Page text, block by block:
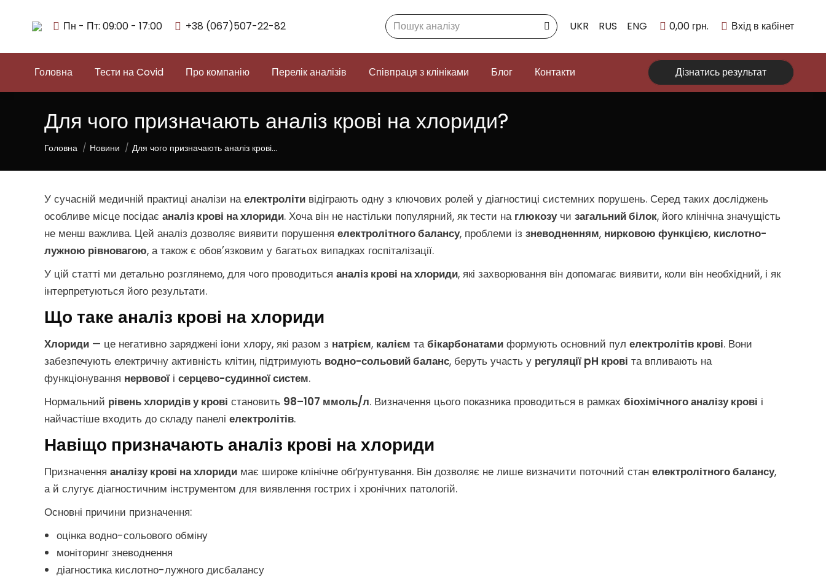
Пн - Пт: 09:00 - 17:00 +38 (067)507-22-82 Search: UKR RUS ENG 0,00 грн. Вхід в кабінет
Головна Тести на Covid Про компанію Перелік аналізів Співпраця з клініками Блог Контакти Дізнатись результат
Для чого призначають аналіз крові на хлориди?
You are here:
Головна Новини Для чого призначають аналіз крові…
У сучасній медичній практиці аналізи наелектроліти відіграють одну з ключових ролей у діагностиці системних порушень. Серед таких досліджень
особливе місце посідає аналіз крові на хлориди. Хоча він не настільки популярний, як тести на глюкозучи загальний білок, його клінічна значущість
не менш важлива. Цей аналіз дозволяє виявити порушення електролітного балансу, проблеми із зневодненням, нирковою функцією, кислотно-
лужною рівновагою, а також є обов’язковим у багатьох випадках госпіталізації.
У цій статті ми детально розглянемо, для чого проводиться аналіз крові на хлориди, які захворювання він допомагає виявити, коли він необхідний, і як
інтерпретуються його результати.
Що таке аналіз крові на хлориди
Хлориди — це негативно заряджені іони хлору, які разом з натрієм, калієм табікарбонатами формують основний пул електролітів крові. Вони
забезпечують електричну активність клітин, підтримують водно-сольовий баланс, беруть участь у регуляції pH крові та впливають на
функціонування нервової і серцево-судинної систем.
Нормальний рівень хлоридів у крові становить 98–107 ммоль/л. Визначення цього показника проводиться в рамках біохімічного аналізу крові і
найчастіше входить до складу панелі електролітів.
Навіщо призначають аналіз крові на хлориди
Призначення аналізу крові на хлориди має широке клінічне обґрунтування. Він дозволяє не лише визначити поточний стан електролітного балансу,
а й слугує діагностичним інструментом для виявлення гострих і хронічних патологій.
Основні причини призначення:
оцінка водно-сольового обміну
моніторинг зневоднення
діагностика кислотно-лужного дисбалансу